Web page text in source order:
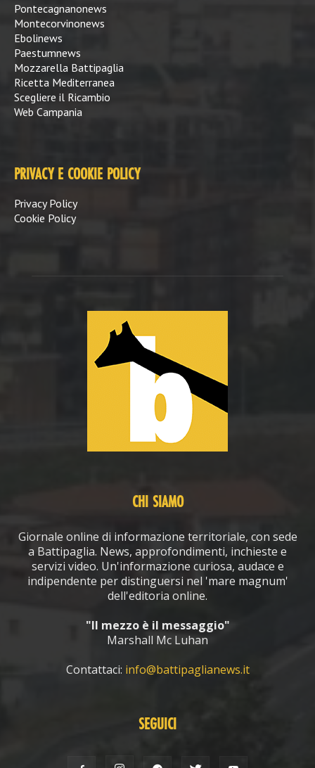
Pontecagnanonews
Montecorvinonews
Ebolinews
Paestumnews
Mozzarella Battipaglia
Ricetta Mediterranea
Scegliere il Ricambio
Web Campania
PRIVACY E COOKIE POLICY
Privacy Policy
Cookie Policy
CHI SIAMO
Giornale online di informazione territoriale, con sede
a Battipaglia. News, approfondimenti, inchieste e
servizi video. Un'informazione curiosa, audace e
indipendente per distinguersi nel 'mare magnum'
dell'editoria online.
"Il mezzo è il messaggio"
Marshall Mc Luhan
Contattaci: info@battipaglianews.it
SEGUICI